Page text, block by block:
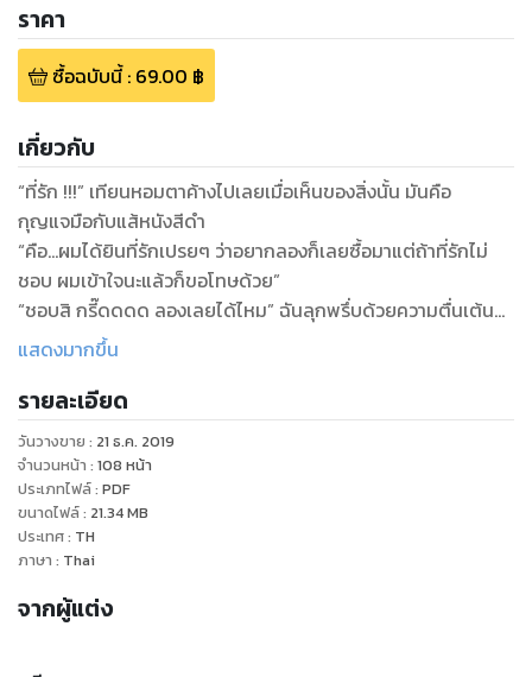
ราคา
ซื้อฉบับนี้: 69.00 ฿
เกี่ยวกับ
“ที่รัก !!!” เทียนหอมตาค้างไปเลยเมื่อเห็นของสิ่งนั้น มันคือ
กุญแจมือกับแส้หนังสีดำ
“คือ…ผมได้ยินที่รักเปรยๆ ว่าอยากลองก็เลยซื้อมาแต่ถ้าที่รักไม่
ชอบ ผมเข้าใจนะแล้วก็ขอโทษด้วย”
“ชอบสิ กรี๊ดดดด ลองเลยได้ไหม” ฉันลุกพรึ่บด้วยความตื่นเต้น
แสดงมากขึ้น
รายละเอียด
วันวางขาย : 21 ธ.ค. 2019
จำนวนหน้า : 108 หน้า
ประเภทไฟล์: PDF
ขนาดไฟล์: 21.34MB
ประเทศ: TH
ภาษา : Thai
จากผู้แต่ง